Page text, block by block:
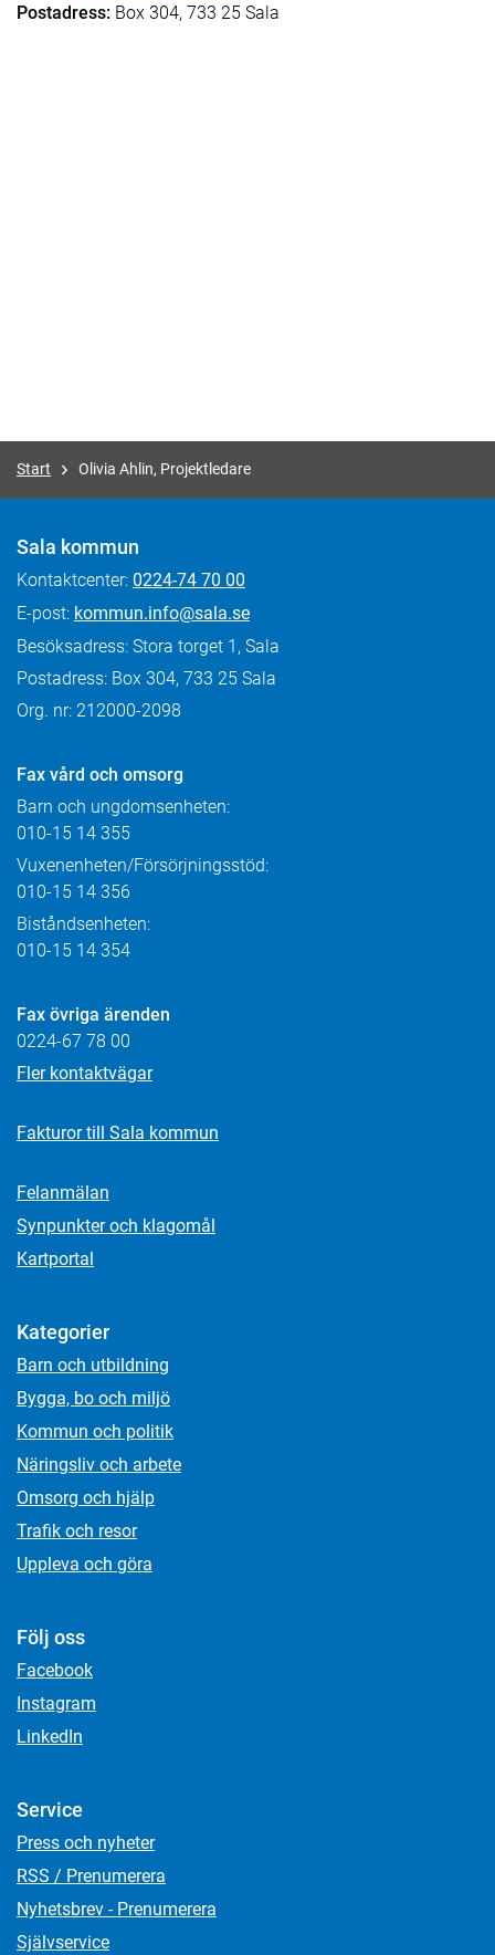
Postadress: Box 304, 733 25 Sala
Start Olivia Ahlin, Projektledare
Sala kommun
Kontaktcenter: 0224-74 70 00
E-post: kommun.info@sala.se
Besöksadress: Stora torget 1, Sala
Postadress: Box 304, 733 25 Sala
Org. nr: 212000-2098
Fax vård och omsorg
Barn och ungdomsenheten:
010-15 14 355
Vuxenenheten/Försörjningsstöd:
010-15 14 356
Biståndsenheten:
010-15 14 354
Fax övriga ärenden
0224-67 78 00
Fler kontaktvägar
Fakturor till Sala kommun
Felanmälan
Synpunkter och klagomål
Kartportal
Kategorier
Barn och utbildning
Bygga, bo och miljö
Kommun och politik
Näringsliv och arbete
Omsorg och hjälp
Trafik och resor
Uppleva och göra
Följ oss
Facebook
Instagram
LinkedIn
Service
Press och nyheter
RSS / Prenumerera
Nyhetsbrev - Prenumerera
Självservice